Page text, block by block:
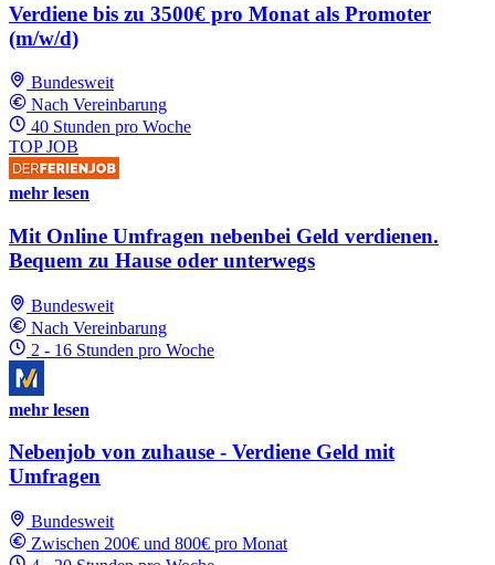
Verdiene bis zu 3500€ pro Monat als Promoter
(m/w/d)
Bundesweit
Nach Vereinbarung
40 Stunden pro Woche
TOP JOB
mehr lesen
Mit Online Umfragen nebenbei Geld verdienen.
Bequem zu Hause oder unterwegs
Bundesweit
Nach Vereinbarung
2 - 16 Stunden pro Woche
mehr lesen
Nebenjob von zuhause - Verdiene Geld mit
Umfragen
Bundesweit
Zwischen 200€ und 800€ pro Monat